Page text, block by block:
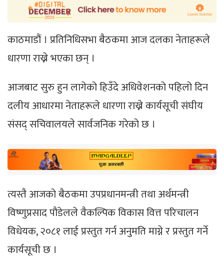
काठमाडौं । प्रतिनिधिसभा बैठकमा आज दलका नेताहरूले
धारणा राख्ने भएका छन् ।
आजबाट सुरु हुन लागेको हिउँदे अधिवेशनको पहिलो दिन
दलीय आधारमा नेताहरूले धारणा राख्ने कार्यसूची संघीय
संसद् सचिवालयले सार्वजनिक गरेको छ ।
त्यस्तै आजको बैठकमा उपप्रधानमन्त्री तथा अर्थमन्त्री
विष्णुप्रसाद पौडेलले वैकल्पिक विकास वित्त परिचालन
विधेयक, २०८१ लाई प्रस्तुत गर्न अनुमति माग्ने र प्रस्तुत गर्ने
कार्यसूची छ ।